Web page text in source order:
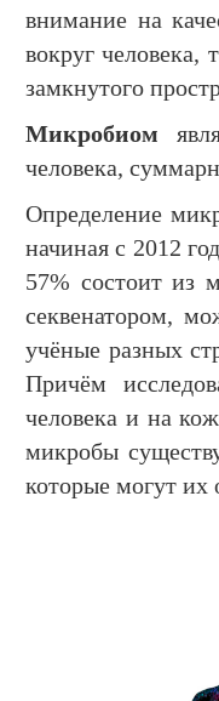
внимание на
вокруг человека,
замкнутого
Микробиом
человека,
Определение
начиная с 2012
57% состоит из
секвенатором,
учёные разных
Причём
человека и на
микробы
которые могут их